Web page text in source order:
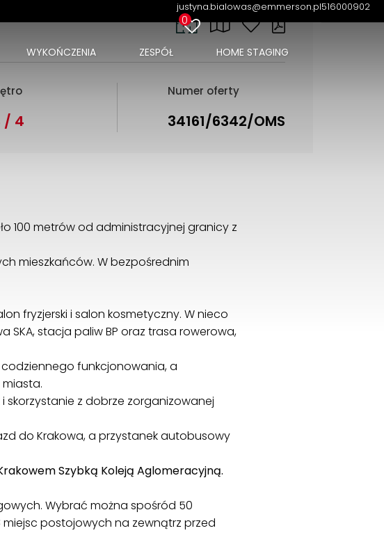
justyna.bialowas@emmerson.pl516000902
0
WYKOŃCZENIA ZESPÓŁ HOME STAGING
/ 4
Numer oferty
34161/6342/OMS
100 metrów od administracyjnej granicy z
mieszkańców. W bezpośrednim
fryzjerski i salon kosmetyczny. W nieco
SKA, stacja paliw BP oraz trasa rowerowa,
funkcjonowania, a
z dobrze zorganizowanej
do Krakowa, a przystanek autobusowy
Szybką Koleją Aglomeracyjną.
Wybrać można spośród 50
postojowych na zewnątrz przed